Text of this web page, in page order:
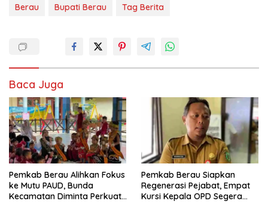
Berau Bupati Berau Tag Berita
Baca Juga
Pemkab Berau Alihkan Fokus
ke Mutu PAUD, Bunda
Kecamatan Diminta Perkuat
Pemkab Berau Siapkan
Regenerasi Pejabat, Empat
Kursi Kepala OPD Segera